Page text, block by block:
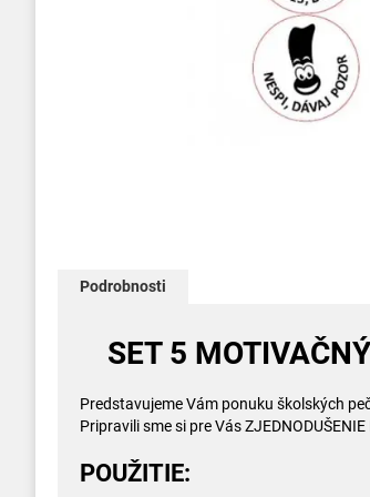
Podrobnosti
SET 5
Predstavujeme Vám ponuku školských
Pripravili sme si pre Vás ZJEDNODUŠENIE
POUŽITIE: